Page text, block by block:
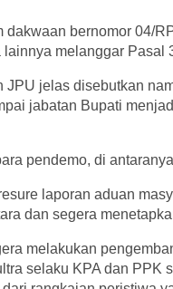
bernomor 04/
melanggar Pasal
jelas disebutkan
jabatan Bupati
pendemo, di
laporan aduan
dan segera
melakukan
selaku KPA dan PPK